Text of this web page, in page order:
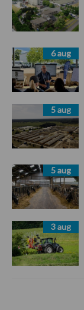
6 aug
5 aug
5 aug
3 aug